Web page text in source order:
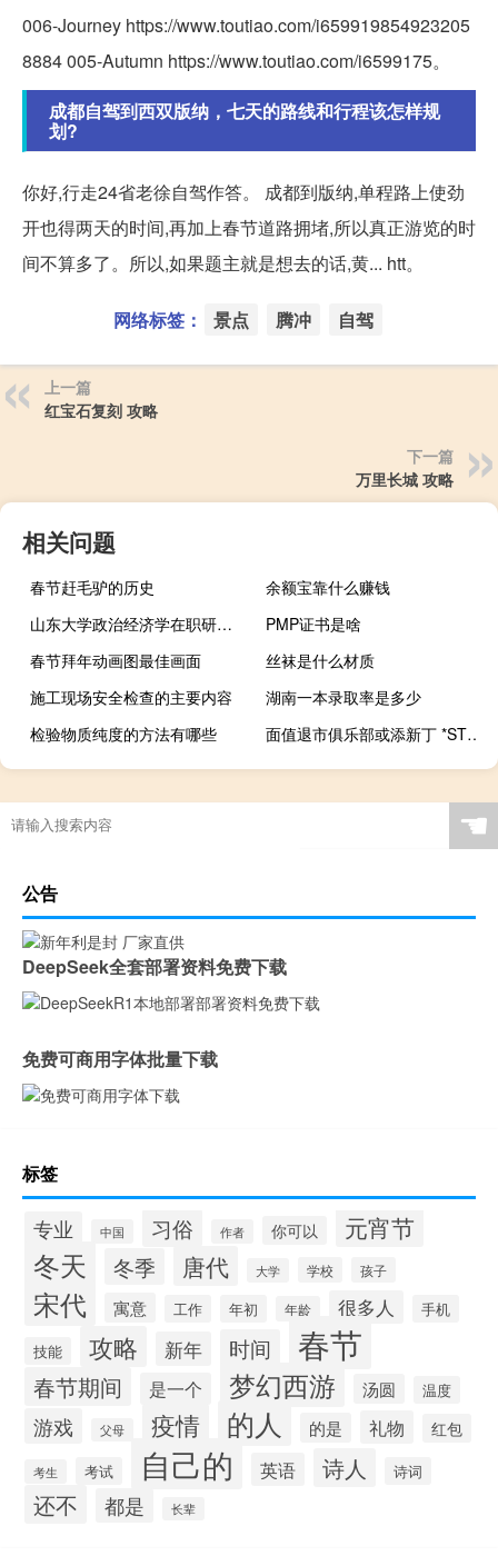
006-Journey https://www.toutiao.com/i659919854923205
8884 005-Autumn https://www.toutiao.com/i6599175。
成都自驾到西双版纳，七天的路线和行程该怎样规
划?
你好,行走24省老徐自驾作答。 成都到版纳,单程路上使劲
开也得两天的时间,再加上春节道路拥堵,所以真正游览的时
间不算多了。所以,如果题主就是想去的话,黄... htt。
网络标签： 景点 腾冲 自驾
上一篇
红宝石复刻 攻略
下一篇
万里长城 攻略
相关问题
春节赶毛驴的历史
余额宝靠什么赚钱
山东大学政治经济学在职研究生学费是多少
PMP证书是啥
春节拜年动画图最佳画面
丝袜是什么材质
施工现场安全检查的主要内容
湖南一本录取率是多少
检验物质纯度的方法有哪些
面值退市俱乐部或添新丁 *ST大控已无可供执行财产
☚
公告
DeepSeek全套部署资料免费下载
免费可商用字体批量下载
标签
专业 中国 习俗 作者 你可以 元宵节
冬天 冬季 唐代 大学 学校 孩子
宋代 寓意 工作 年初 年龄 很多人
手机
技能
攻略 新年 时间 春节
春节期间 是一个 梦幻西游 汤圆 温度
游戏 父母 疫情 的人 的是 礼物 红包
考生 考试 自己的 英语 诗人 诗词
还不 都是 长辈